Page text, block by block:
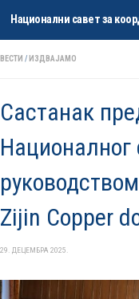
Skip to content
ВЕСТИ /ИЗДВАЈАМО
Састанак
Националног
Zijin Copper
29. ДЕЦЕМБРА 2025.